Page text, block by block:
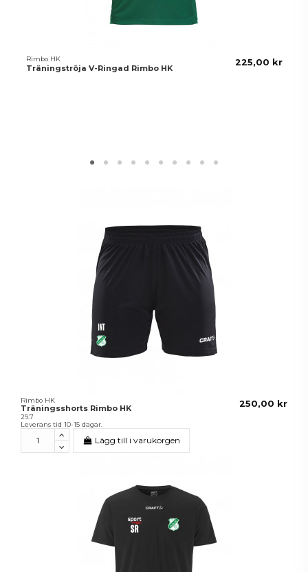
Rimbo HK
Träningströja V-Ringad Rimbo HK
225,00 kr
Rimbo HK
Träningsshorts Rimbo HK
29.7
250,00 kr
Leverans tid 10-15 dagar.
Lägg till i varukorgen